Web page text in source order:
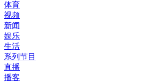
体育
视频
新闻
娱乐
生活
系列节目
直播
播客